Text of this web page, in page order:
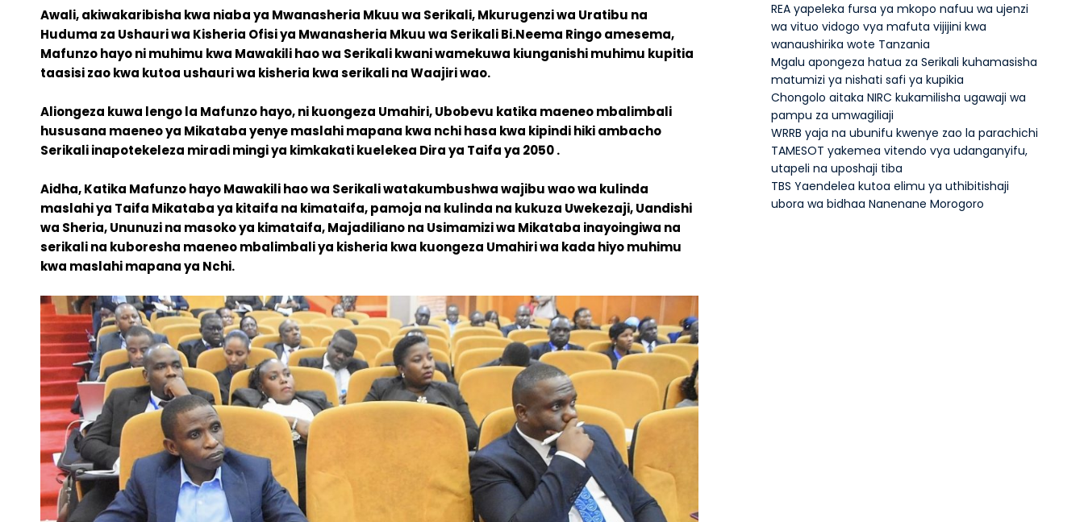
Awali, akiwakaribisha kwa niaba ya Mwanasheria Mkuu wa Serikali, Mkurugenzi wa Uratibu na
Huduma za Ushauri wa Kisheria Ofisi ya Mwanasheria Mkuu wa Serikali Bi.Neema Ringo amesema,
Mafunzo hayo ni muhimu kwa Mawakili hao wa Serikali kwani wamekuwa kiunganishi muhimu kupitia
taasisi zao kwa kutoa ushauri wa kisheria kwa serikali na Waajiri wao.
Aliongeza kuwa lengo la Mafunzo hayo, ni kuongeza Umahiri, Ubobevu katika maeneo mbalimbali
hususana maeneo ya Mikataba yenye maslahi mapana kwa nchi hasa kwa kipindi hiki ambacho
Serikali inapotekeleza miradi mingi ya kimkakati kuelekea Dira ya Taifa ya 2050 .
Aidha, Katika Mafunzo hayo Mawakili hao wa Serikali watakumbushwa wajibu wao wa kulinda
maslahi ya Taifa Mikataba ya kitaifa na kimataifa, pamoja na kulinda na kukuza Uwekezaji, Uandishi
wa Sheria, Ununuzi na masoko ya kimataifa, Majadiliano na Usimamizi wa Mikataba inayoingiwa na
serikali na kuboresha maeneo mbalimbali ya kisheria kwa kuongeza Umahiri wa kada hiyo muhimu
kwa maslahi mapana ya Nchi.
REA yapeleka fursa ya mkopo nafuu wa ujenzi
wa vituo vidogo vya mafuta vijijini kwa
wanaushirika wote Tanzania
Mgalu apongeza hatua za Serikali kuhamasisha
matumizi ya nishati safi ya kupikia
Chongolo aitaka NIRC kukamilisha ugawaji wa
pampu za umwagiliaji
WRRB yaja na ubunifu kwenye zao la parachichi
TAMESOT yakemea vitendo vya udanganyifu,
utapeli na uposhaji tiba
TBS Yaendelea kutoa elimu ya uthibitishaji
ubora wa bidhaa Nanenane Morogoro